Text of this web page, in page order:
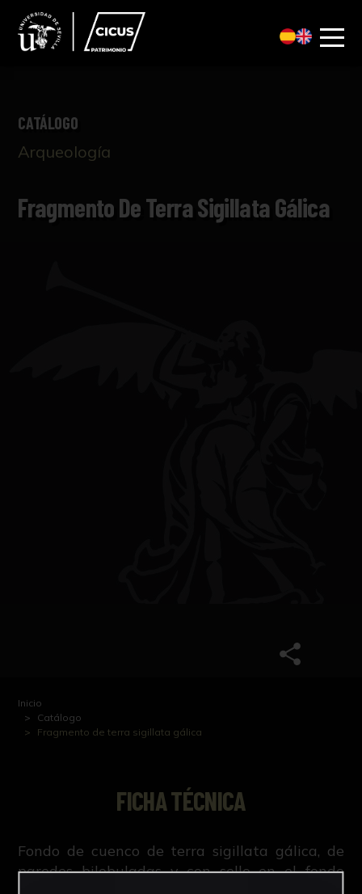
CATÁLOGO
Arqueología
Fragmento De Terra Sigillata Gálica
Inicio
Catálogo
Fragmento de terra sigillata gálica
FICHA TÉCNICA
Fondo de cuenco de terra sigillata gálica, de
paredes bilobuladas y con sello en el fondo